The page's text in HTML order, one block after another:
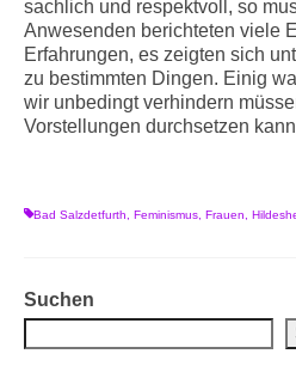
sachlich und respektvoll, so
Anwesenden berichteten viele
Erfahrungen, es zeigten sich
zu bestimmten Dingen. Einig
wir unbedingt verhindern
Vorstellungen durchsetzen
Bad Salzdetfurth Feminismus Frauen
Suchen